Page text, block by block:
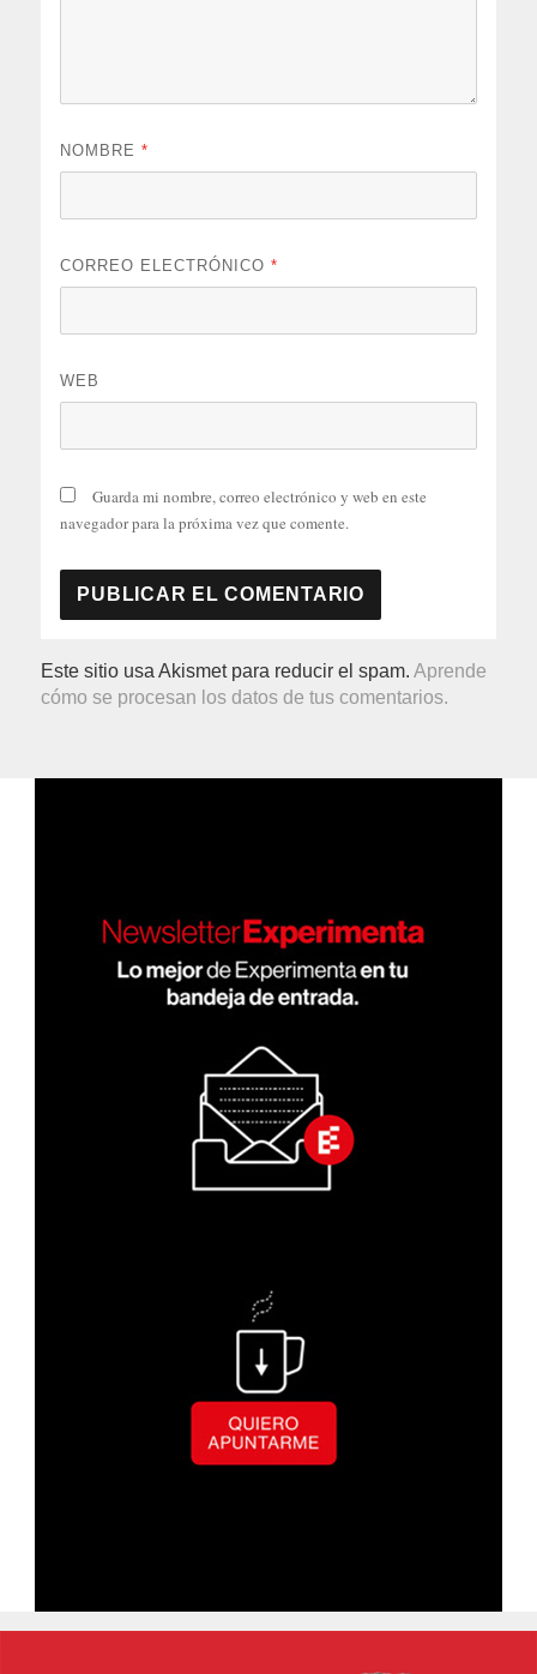
NOMBRE*
CORREO ELECTRÓNICO*
WEB
Guarda mi nombre, correo electrónico y web en este
navegador para la próxima vez que comente.
Este sitio usa Akismet para reducir el spam.Aprende
cómo se procesan los datos de tus comentarios.